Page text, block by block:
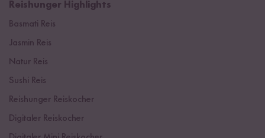
Reishunger Highlights
Basmati Reis
Jasmin Reis
Natur Reis
Sushi Reis
Reishunger Reiskocher
Digitaler Reiskocher